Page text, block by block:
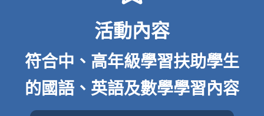
活動內容
符合中、高年級學習扶助學生
的國語、英語及數學學習內容